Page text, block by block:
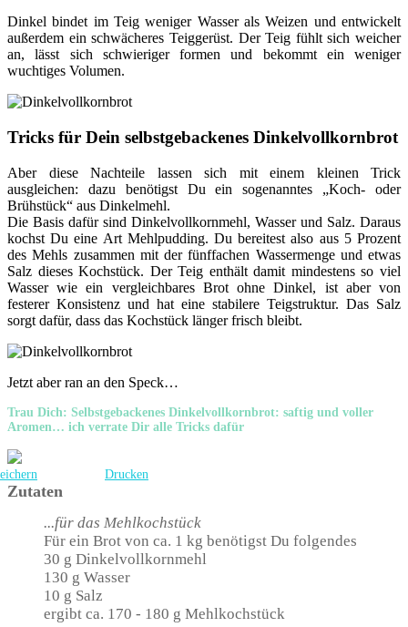
Dinkel bindet im Teig weniger Wasser als Weizen und entwickelt
außerdem ein schwächeres Teiggerüst. Der Teig fühlt sich weicher
an, lässt sich schwieriger formen und bekommt ein weniger
wuchtiges Volumen.
Tricks für Dein selbstgebackenes Dinkelvollkornbrot
Aber diese Nachteile lassen sich mit einem kleinen Trick
ausgleichen: dazu benötigst Du ein sogenanntes „Koch- oder
Brühstück“ aus Dinkelmehl.
Die Basis dafür sind Dinkelvollkornmehl, Wasser und Salz. Daraus
kochst Du eine Art Mehlpudding. Du bereitest also aus 5 Prozent
des Mehls zusammen mit der fünffachen Wassermenge und etwas
Salz dieses Kochstück. Der Teig enthält damit mindestens so viel
Wasser wie ein vergleichbares Brot ohne Dinkel, ist aber von
festerer Konsistenz und hat eine stabilere Teigstruktur. Das Salz
sorgt dafür, dass das Kochstück länger frisch bleibt.
Jetzt aber ran an den Speck…
Trau Dich: Selbstgebackenes Dinkelvollkornbrot: saftig und voller
Aromen… ich verrate Dir alle Tricks dafür
Drucken
Zutaten
...für das Mehlkochstück
Für ein Brot von ca. 1 kg benötigst Du folgendes
30 g Dinkelvollkornmehl
130 g Wasser
10 g Salz
ergibt ca. 170 - 180 g Mehlkochstück